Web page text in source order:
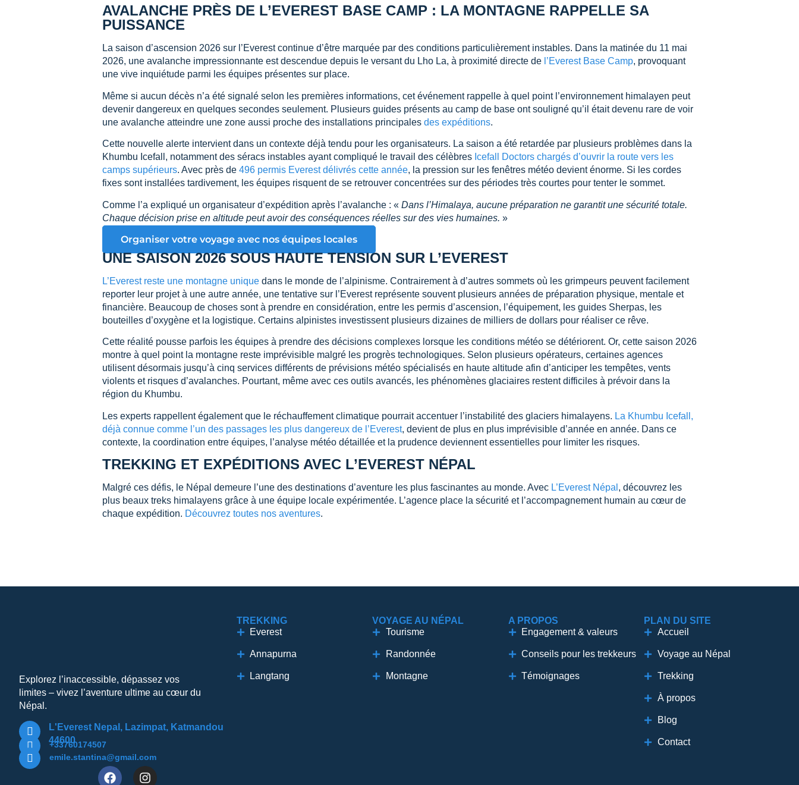
AVALANCHE PRÈS DE L’EVEREST BASE CAMP : LA MONTAGNE RAPPELLE SA
PUISSANCE
La saison d’ascension 2026 sur l’Everest continue d’être marquée par des conditions particulièrement instables. Dans la matinée du 11 mai
2026, une avalanche impressionnante est descendue depuis le versant du Lho La, à proximité directe de l’Everest Base Camp, provoquant
une vive inquiétude parmi les équipes présentes sur place.
Même si aucun décès n’a été signalé selon les premières informations, cet événement rappelle à quel point l’environnement himalayen peut
devenir dangereux en quelques secondes seulement. Plusieurs guides présents au camp de base ont souligné qu’il était devenu rare de voir
une avalanche atteindre une zone aussi proche des installations principales des expéditions.
Cette nouvelle alerte intervient dans un contexte déjà tendu pour les organisateurs. La saison a été retardée par plusieurs problèmes dans la
Khumbu Icefall, notamment des séracs instables ayant compliqué le travail des célèbres Icefall Doctors chargés d’ouvrir la route vers les
camps supérieurs. Avec près de 496 permis Everest délivrés cette année, la pression sur les fenêtres météo devient énorme. Si les cordes
fixes sont installées tardivement, les équipes risquent de se retrouver concentrées sur des périodes très courtes pour tenter le sommet.
Comme l’a expliqué un organisateur d’expédition après l’avalanche : « Dans l’Himalaya, aucune préparation ne garantit une sécurité totale.
Chaque décision prise en altitude peut avoir des conséquences réelles sur des vies humaines. »
Organiser votre voyage avec nos équipes locales
UNE SAISON 2026 SOUS HAUTE TENSION SUR L’EVEREST
L’Everest reste une montagne unique dans le monde de l’alpinisme. Contrairement à d’autres sommets où les grimpeurs peuvent facilement
reporter leur projet à une autre année, une tentative sur l’Everest représente souvent plusieurs années de préparation physique, mentale et
financière. Beaucoup de choses sont à prendre en considération, entre les permis d’ascension, l’équipement, les guides Sherpas, les
bouteilles d’oxygène et la logistique. Certains alpinistes investissent plusieurs dizaines de milliers de dollars pour réaliser ce rêve.
Cette réalité pousse parfois les équipes à prendre des décisions complexes lorsque les conditions météo se détériorent. Or, cette saison 2026
montre à quel point la montagne reste imprévisible malgré les progrès technologiques. Selon plusieurs opérateurs, certaines agences
utilisent désormais jusqu’à cinq services différents de prévisions météo spécialisés en haute altitude afin d’anticiper les tempêtes, vents
violents et risques d’avalanches. Pourtant, même avec ces outils avancés, les phénomènes glaciaires restent difficiles à prévoir dans la
région du Khumbu.
Les experts rappellent également que le réchauffement climatique pourrait accentuer l’instabilité des glaciers himalayens. La Khumbu Icefall,
déjà connue comme l’un des passages les plus dangereux de l’Everest, devient de plus en plus imprévisible d’année en année. Dans ce
contexte, la coordination entre équipes, l’analyse météo détaillée et la prudence deviennent essentielles pour limiter les risques.
TREKKING ET EXPÉDITIONS AVEC L’EVEREST NÉPAL
Malgré ces défis, le Népal demeure l’une des destinations d’aventure les plus fascinantes au monde. Avec L’Everest Népal , découvrez les
plus beaux treks himalayens grâce à une équipe locale expérimentée. L’agence place la sécurité et l’accompagnement humain au cœur de
chaque expédition. Découvrez toutes nos aventures.
Explorez l’inaccessible, dépassez vos
limites – vivez l’aventure ultime au cœur du
Népal.
L'Everest Nepal, Lazimpat, Katmandou
44600
+33760174507
emile.stantina@gmail.com
TREKKING
Everest
Annapurna
Langtang
VOYAGE AU NÉPAL
Tourisme
Randonnée
Montagne
A PROPOS
Engagement & valeurs
Conseils pour les trekkeurs
Témoignages
PLAN DU SITE
Accueil
Voyage au Népal
Trekking
À propos
Blog
Contact